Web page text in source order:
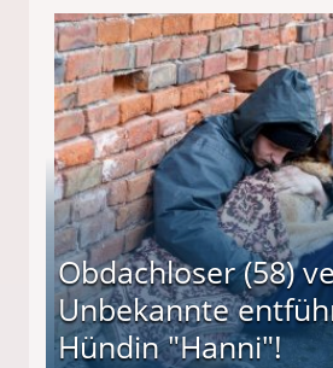
Mutter freigesprochen!
Obdachloser (58)
Unbekannte
Hündin "Hanni"!